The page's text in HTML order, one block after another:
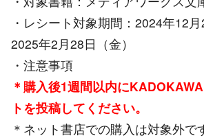
・レシート対象期間：2024年12
2025年2月28日（金）
・注意事項
＊購入後1週間以内に
トを投稿してください。
＊ネット書店での購入は対象外で